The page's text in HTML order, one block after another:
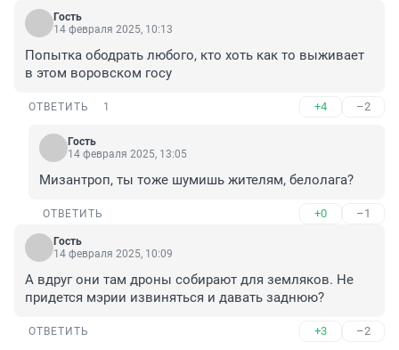
Гость
14 февраля 2025, 10:13
Попытка ободрать любого, кто хоть как то выживает
в этом воровском госу
ОТВЕТИТЬ 1 +4 –2
Гость
14 февраля 2025, 13:05
Мизантроп, ты тоже шумишь жителям, белолага?
ОТВЕТИТЬ +0 –1
Гость
14 февраля 2025, 10:09
А вдруг они там дроны собирают для земляков. Не
придется мэрии извиняться и давать заднюю?
ОТВЕТИТЬ +3 –2